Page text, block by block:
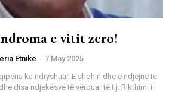
e vitit zero!
Etnike - 7 May 2025
disa ndjekësve të vërbuar të tij. Rikthimi i